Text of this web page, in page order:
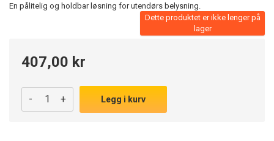
En pålitelig og holdbar løsning for utendørs belysning.
Dette produktet er ikke lenger på
lager
407,00 kr
- + Legg i kurv